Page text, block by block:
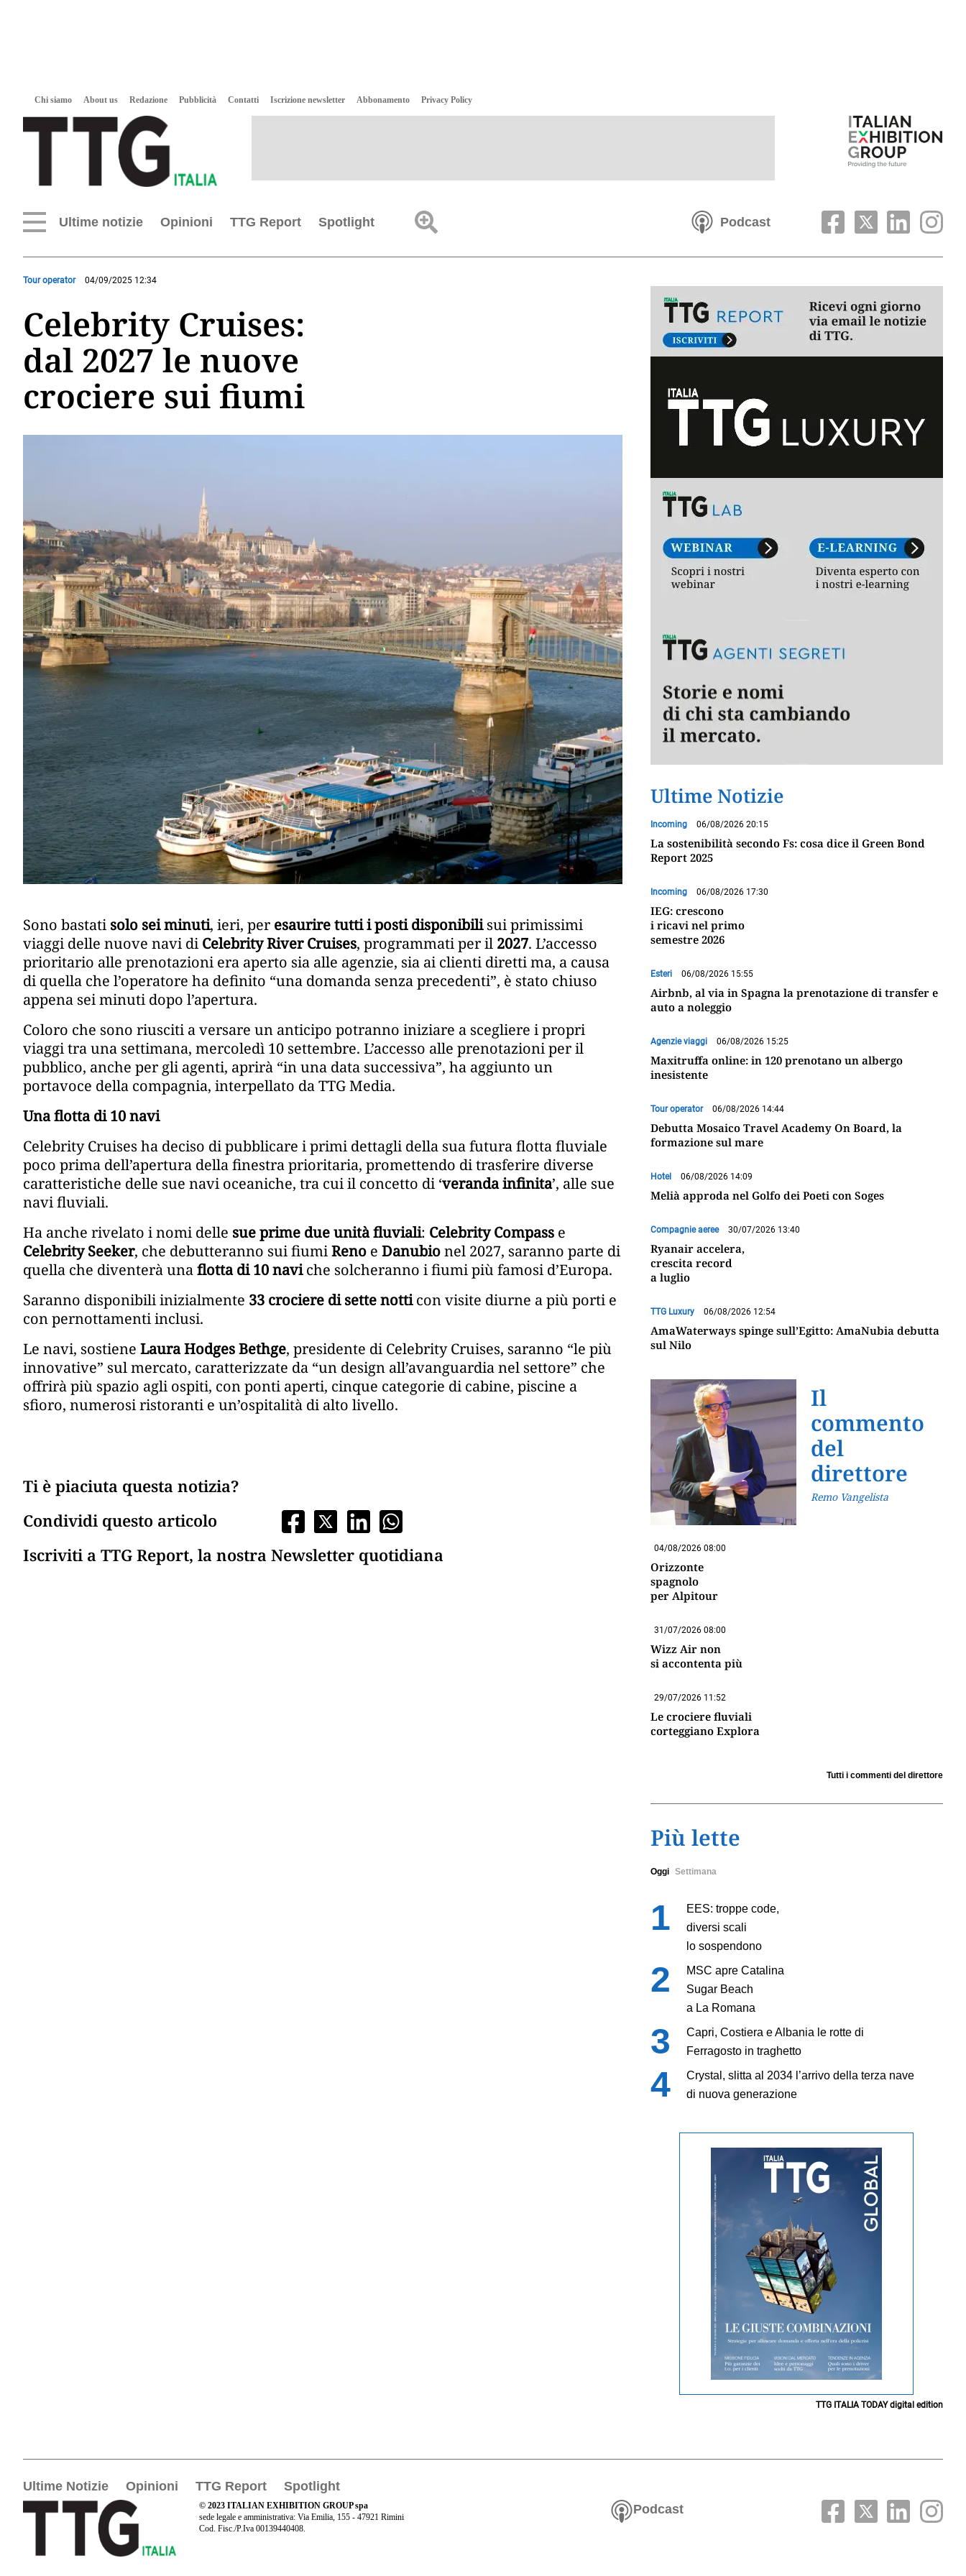
Chi siamo About us Redazione Pubblicità Contatti Iscrizione newsletter Abbonamento Privacy Policy
Ultime notizie Opinioni TTG Report Spotlight Podcast
Tour operator 04/09/2025 12:34
Celebrity Cruises:
dal 2027 le nuove
crociere sui fiumi
Sono bastatisolo sei minuti, ieri, per esaurire tutti i posti disponibilisui primissimi
viaggi delle nuove navi diCelebrity River Cruises, programmati per il 2027. L’accesso
prioritario alle prenotazioni era aperto sia alle agenzie, sia ai clienti diretti ma, a causa
di quella che l’operatore ha definito “una domanda senza precedenti”, è stato chiuso
appena sei minuti dopo l’apertura.
Coloro che sono riusciti a versare un anticipo potranno iniziare a scegliere i propri
viaggi tra una settimana, mercoledì 10 settembre. L’accesso alle prenotazioni per il
pubblico, anche per gli agenti, aprirà “in una data successiva”, ha aggiunto un
portavoce della compagnia, interpellato da TTG Media.
Una flotta di 10 navi
Celebrity Cruises ha deciso di pubblicare i primi dettagli della sua futura flotta fluviale
poco prima dell’apertura della finestra prioritaria, promettendo di trasferire diverse
caratteristiche delle sue navi oceaniche, tra cui il concetto di ‘veranda infinita’, alle sue
navi fluviali.
Ha anche rivelato i nomi delle sue prime due unità fluviali: Celebrity Compass e
Celebrity Seeker, che debutteranno sui fiumiReno e Danubionel 2027, saranno parte di
quella che diventerà unaflotta di 10 naviche solcheranno i fiumi più famosi d’Europa.
Saranno disponibili inizialmente 33 crociere di sette notticon visite diurne a più porti e
con pernottamenti inclusi.
Le navi, sostiene Laura Hodges Bethge, presidente di Celebrity Cruises, saranno “le più
innovative” sul mercato, caratterizzate da “un design all’avanguardia nel settore” che
offrirà più spazio agli ospiti, con ponti aperti, cinque categorie di cabine, piscine a
sfioro, numerosi ristoranti e un’ospitalità di alto livello.
Ti è piaciuta questa notizia?
Condividi questo articolo
Iscriviti a TTG Report, la nostra Newsletter quotidiana
Ultime Notizie
Incoming 06/08/2026 20:15
La sostenibilità secondo Fs: cosa dice il Green Bond
Report 2025
Incoming 06/08/2026 17:30
IEG: crescono
i ricavi nel primo
semestre 2026
Esteri 06/08/2026 15:55
Airbnb, al via in Spagna la prenotazione di transfer e
auto a noleggio
Agenzie viaggi 06/08/2026 15:25
Maxitruffa online: in 120 prenotano un albergo
inesistente
Tour operator 06/08/2026 14:44
Debutta Mosaico Travel Academy On Board, la
formazione sul mare
Hotel 06/08/2026 14:09
Melià approda nel Golfo dei Poeti con Soges
Compagnie aeree 30/07/2026 13:40
Ryanair accelera,
crescita record
a luglio
TTG Luxury 06/08/2026 12:54
AmaWaterways spinge sull’Egitto: AmaNubia debutta
sul Nilo
Il
commento
del
direttore
Remo Vangelista
04/08/2026 08:00
Orizzonte
spagnolo
per Alpitour
31/07/2026 08:00
Wizz Air non
si accontenta più
29/07/2026 11:52
Le crociere fluviali
corteggiano Explora
Tutti i commenti del direttore
Più lette
Oggi Settimana
EES: troppe code,
diversi scali
lo sospendono
MSC apre Catalina
Sugar Beach
a La Romana
Capri, Costiera e Albania le rotte di
Ferragosto in traghetto
Crystal, slitta al 2034 l’arrivo della terza nave
di nuova generazione
TTG ITALIA TODAY digital edition
Ultime Notizie Opinioni TTG Report Spotlight
© 2023 ITALIAN EXHIBITION GROUP spa
sede legale e amministrativa: Via Emilia, 155 - 47921 Rimini
Cod. Fisc./P.Iva 00139440408.
Podcast